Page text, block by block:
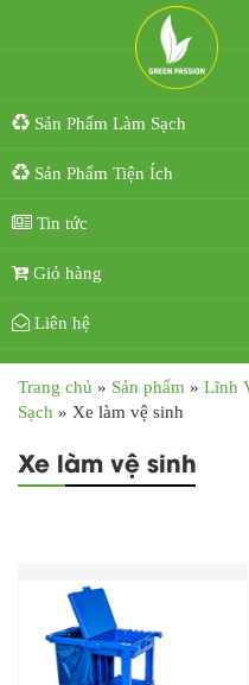
Sản Phẩm Làm Sạch
Sản Phẩm Tiện Ích
Tin tức
Giỏ hàng
Liên hệ
Trang chủ » Sản phẩm » Lĩnh
Sạch » Xe làm vệ sinh
Xe làm vệ sinh